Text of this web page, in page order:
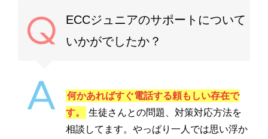
ECCジュニアのサポートについて
いかがでしたか？
何かあればすぐ電話する頼もしい存在で
す。
生徒さんとの問題、対策対応方法を
相談してます。やっぱり一人では思い浮か